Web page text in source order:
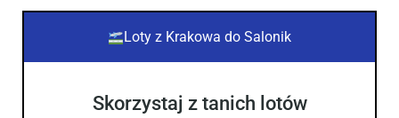
Loty z Krakowa do Salonik
Skorzystaj z tanich lotów